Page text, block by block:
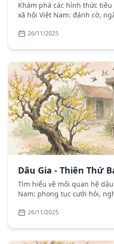
Khám phá các hình thức
xã hội Việt Nam: đánh cờ,
26/11/2025
Dâu Gia - Thiên Thứ
Tìm hiểu về mối quan hệ
Nam: phong tục cưới hỏi,
26/11/2025